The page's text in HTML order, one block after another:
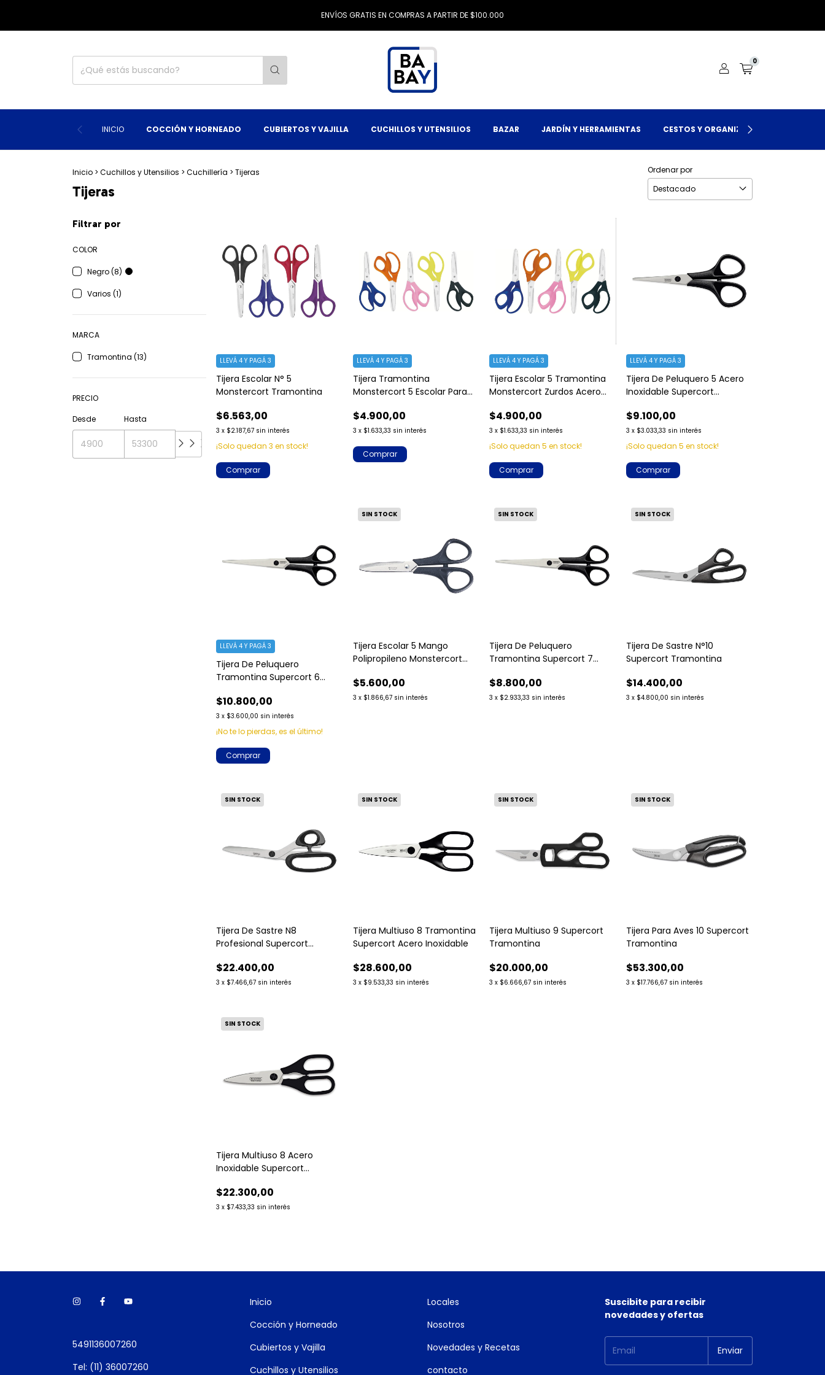
ENVÍOS GRATIS EN COMPRAS A PARTIR DE $100.000
0
INICIO COCCIÓN Y HORNEADO CUBIERTOS Y VAJILLA CUCHILLOS Y UTENSILIOS BAZAR JARDÍN Y HERRAMIENTAS CESTOS Y ORGANIZACIÓN
Inicio > Cuchillos y Utensilios > Cuchillería > Tijeras
Tijeras
Ordenar por
Filtrar por
COLOR
Negro (8)
Varios (1)
MARCA
Tramontina (13)
PRECIO
Desde
Hasta
Tijera Escolar N° 5
Monstercort Tramontina
$6.563,00
3 x $2.187,67 sin interés
LLEVÁ 4 Y PAGÁ 3
¡Solo quedan3 en stock!
Comprar
Tijera Tramontina
Monstercort 5 Escolar Para
$4.900,00
3 x $1.633,33 sin interés
LLEVÁ 4 Y PAGÁ 3
Tijera Escolar 5 Tramontina
Monstercort Zurdos Acero
$4.900,00
3 x $1.633,33 sin interés
LLEVÁ 4 Y PAGÁ 3
¡Solo quedan5 en stock!
Comprar
Tijera De Peluquero 5 Acero
Inoxidable Supercort
$9.100,00
3 x $3.033,33 sin interés
LLEVÁ 4 Y PAGÁ 3
¡Solo quedan 5 en stock!
Comprar
Tijera De Peluquero
Tramontina Supercort 6
$10.800,00
3 x $3.600,00 sin interés
LLEVÁ 4 Y PAGÁ 3
¡No te lo pierdas, es el último!
Comprar
SIN STOCK
Tijera Escolar 5 Mango
Polipropileno Monstercort
$5.600,00
3 x $1.866,67 sin interés
SIN STOCK
Tijera De Peluquero
Tramontina Supercort 7
$8.800,00
3 x $2.933,33 sin interés
SIN STOCK
Tijera De Sastre N°10
Supercort Tramontina
$14.400,00
3 x $4.800,00 sin interés
SIN STOCK
Tijera De Sastre N8
Profesional Supercort
$22.400,00
3 x $7.466,67 sin interés
SIN STOCK
Tijera Multiuso 8 Tramontina
Supercort Acero Inoxidable
$28.600,00
3 x $9.533,33 sin interés
SIN STOCK
Tijera Multiuso 9 Supercort
Tramontina
$20.000,00
3 x $6.666,67 sin interés
SIN STOCK
Tijera Para Aves 10 Supercort
Tramontina
$53.300,00
3 x $17.766,67 sin interés
SIN STOCK
Tijera Multiuso 8 Acero
Inoxidable Supercort
$22.300,00
3 x $7.433,33 sin interés
5491136007260
Tel: (11) 36007260
Inicio
Cocción y Horneado
Cubiertos y Vajilla
Cuchillos y Utensilios
Locales
Nosotros
Novedades y Recetas
contacto
Suscibite para recibir
novedades y ofertas